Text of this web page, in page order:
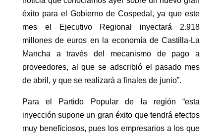
éxito para el Gobierno de Cospedal, ya que este
mes el Ejecutivo Regional inyectará 2.918
millones de euros en la economía de Castilla-La
Mancha a través del mecanismo de pago a
proveedores, al que se adscribió el pasado mes
de abril, y que se realizará a finales de junio”.
Para el Partido Popular de la región “esta
inyección supone un gran éxito que tendrá efectos
muy beneficiosos, pues los empresarios a los que